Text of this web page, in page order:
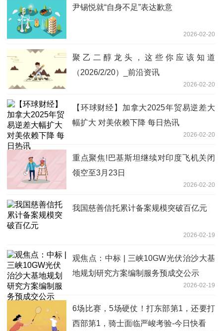
尹锡悦就“自身不足”表达歉意
2026-02-20
聚乙二醇龙头，这些你应该知道
（2026/2/20）_前沿资讯
2026-02-20
【环球财经】加拿大2025年贸易逆差大
幅扩大 对美依赖下降 每日热讯
2026-02-20
重点聚焦!巴基斯坦继续对印度飞机关闭
领空至3月23日
2026-02-20
我国慈善信托累计备案规模突破百亿元
2026-02-19
观焦点：中标 | 三峡10GW光伏治沙大基
地规划研究方案编制服务预成交公示
2026-02-19
6场比赛，5场硬仗！打东部第1，还要打
西部第1，骑士面临严峻考验-今日快看